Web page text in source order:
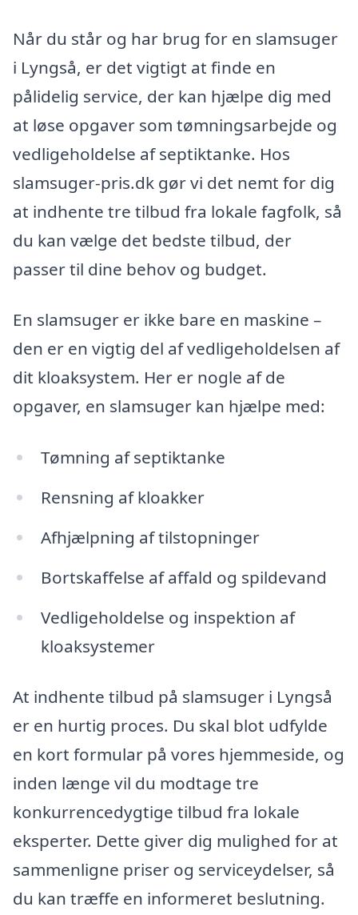
Når du står og har brug for en slamsuger
i Lyngså, er det vigtigt at finde en
pålidelig service, der kan hjælpe dig med
at løse opgaver som tømningsarbejde og
vedligeholdelse af septiktanke. Hos
slamsuger-pris.dk gør vi det nemt for dig
at indhente tre tilbud fra lokale fagfolk, så
du kan vælge det bedste tilbud, der
passer til dine behov og budget.
En slamsuger er ikke bare en maskine –
den er en vigtig del af vedligeholdelsen af
dit kloaksystem. Her er nogle af de
opgaver, en slamsuger kan hjælpe med:
Tømning af septiktanke
Rensning af kloakker
Afhjælpning af tilstopninger
Bortskaffelse af affald og spildevand
Vedligeholdelse og inspektion af
kloaksystemer
At indhente tilbud på slamsuger i Lyngså
er en hurtig proces. Du skal blot udfylde
en kort formular på vores hjemmeside, og
inden længe vil du modtage tre
konkurrencedygtige tilbud fra lokale
eksperter. Dette giver dig mulighed for at
sammenligne priser og serviceydelser, så
du kan træffe en informeret beslutning.